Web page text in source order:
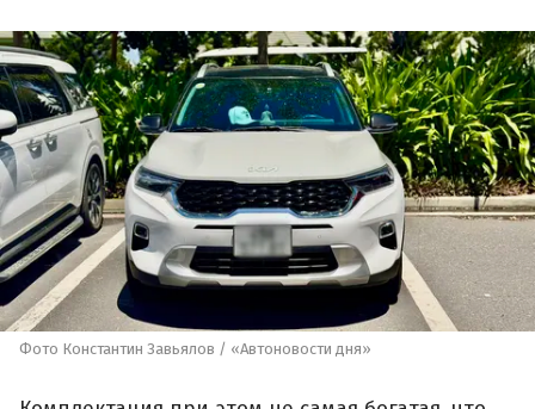
Фото Константин Завьялов / «Автоновости дня»